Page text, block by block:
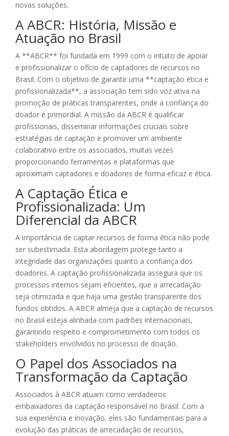
novas soluções.
A ABCR: História, Missão e
Atuação no Brasil
A **ABCR** foi fundada em 1999 com o intuito de apoiar
e profissionalizar o ofício de captadores de recursos no
Brasil. Com o objetivo de garantir uma **captação ética e
profissionalizada**, a associação tem sido voz ativa na
promoção de práticas transparentes, onde a confiança do
doador é primordial. A missão da ABCR é qualificar
profissionais, disseminar informações cruciais sobre
estratégias de captação e promover um ambiente
colaborativo entre os associados, muitas vezes
proporcionando ferramentas e plataformas que
aproximam captadores e doadores de forma eficaz e ética.
A Captação Ética e
Profissionalizada: Um
Diferencial da ABCR
A importância de captar recursos de forma ética não pode
ser subestimada. Esta abordagem protege tanto a
integridade das organizações quanto a confiança dos
doadores. A captação profissionalizada assegura que os
processos internos sejam eficientes, que a arrecadação
seja otimizada e que haja uma gestão transparente dos
fundos obtidos. A ABCR almeja que a captação de recursos
no Brasil esteja alinhada com padrões internacionais,
garantindo respeito e comprometimento com todos os
stakeholders envolvidos no processo de doação.
O Papel dos Associados na
Transformação da Captação
Associados à ABCR atuam como verdadeiros
embaixadores da captação responsável no Brasil. Com a
sua experiência e inovação, eles são fundamentais para a
evolução das práticas de arrecadação de recursos,